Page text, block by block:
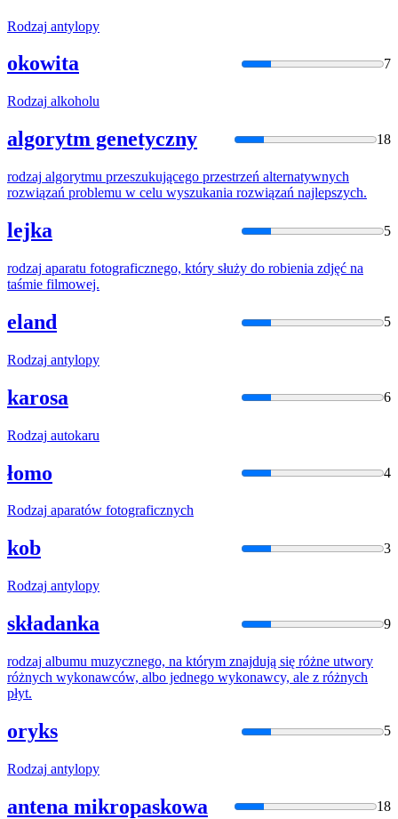
Rodzaj antylopy
okowita 7
Rodzaj alkoholu
algorytm genetyczny 18
rodzaj algorytmu przeszukującego przestrzeń alternatywnych
rozwiązań problemu w celu wyszukania rozwiązań najlepszych.
lejka 5
rodzaj aparatu fotograficznego, który służy do robienia zdjęć na
taśmie filmowej.
eland 5
Rodzaj antylopy
karosa 6
Rodzaj autokaru
łomo 4
Rodzaj aparatów fotograficznych
kob 3
Rodzaj antylopy
składanka 9
rodzaj albumu muzycznego, na którym znajdują się różne utwory
różnych wykonawców, albo jednego wykonawcy, ale z różnych
płyt.
oryks 5
Rodzaj antylopy
antena mikropaskowa 18